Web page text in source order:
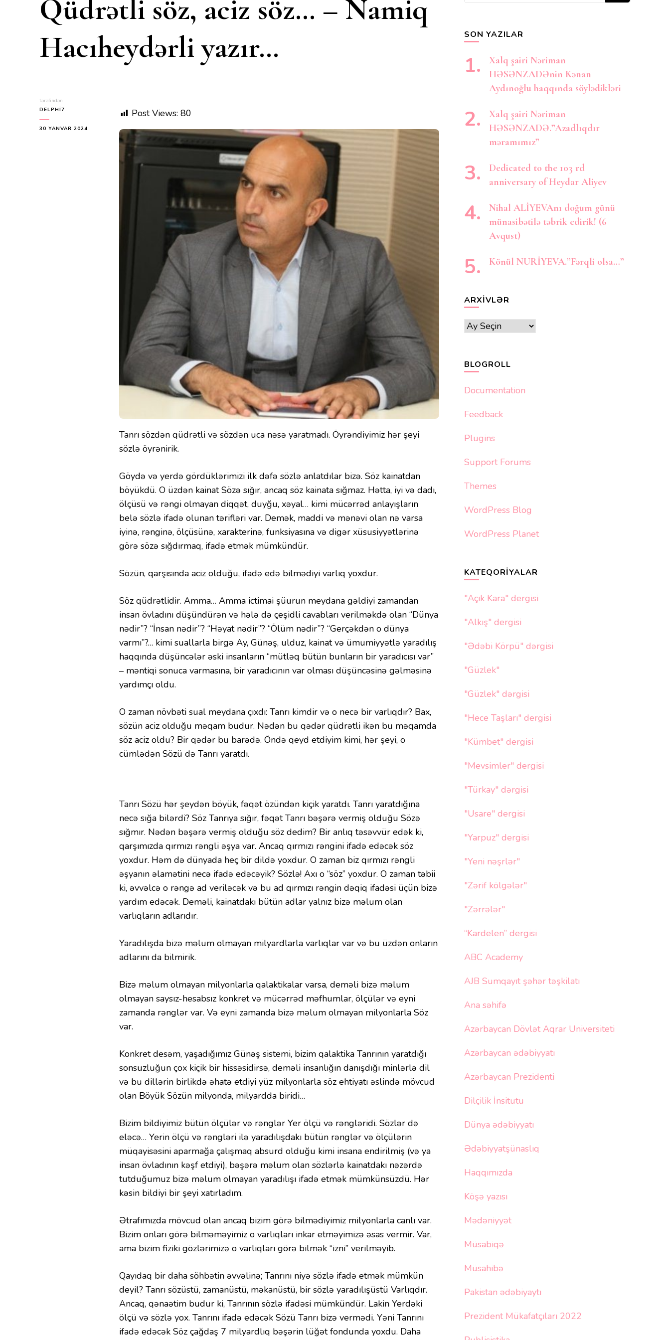
Qüdrətli söz, aciz söz… – Namiq
Hacıheydərli yazır…
tərəfindən
DELPHI7
30 YANVAR 2024
Post Views: 80
Tanrı sözdən qüdrətli və sözdən uca nəsə yaratmadı. Öyrəndiyimiz hər şeyi
sözlə öyrənirik.
Göydə və yerdə gördüklərimizi ilk dəfə sözlə anlatdılar bizə. Söz kainatdan
böyükdü. O üzdən kainat Sözə sığır, ancaq söz kainata sığmaz. Hətta, iyi və dadı,
ölçüsü və rəngi olmayan diqqət, duyğu, xəyal… kimi mücərrəd anlayışların
belə sözlə ifadə olunan tərifləri var. Demək, maddi və mənəvi olan nə varsa
iyinə, rənginə, ölçüsünə, xarakterinə, funksiyasına və digər xüsusiyyətlərinə
görə sözə sığdırmaq, ifadə etmək mümkündür.
Sözün, qarşısında aciz olduğu, ifadə edə bilmədiyi varlıq yoxdur.
Söz qüdrətlidir. Amma… Amma ictimai şüurun meydana gəldiyi zamandan
insan övladını düşündürən və hələ də çeşidli cavabları verilməkdə olan “Dünya
nədir”? “İnsan nədir”? “Həyat nədir”? “Ölüm nədir”? “Gerçəkdən o dünya
varmı”?… kimi suallarla birgə Ay, Günəş, ulduz, kainat və ümumiyyətlə yaradılış
haqqında düşüncələr əski insanların “mütləq bütün bunların bir yaradıcısı var”
– məntiqi sonuca varmasına, bir yaradıcının var olması düşüncəsinə gəlməsinə
yardımçı oldu.
O zaman növbəti sual meydana çıxdı: Tanrı kimdir və o necə bir varlıqdır? Bax,
sözün aciz olduğu məqam budur. Nədən bu qədər qüdrətli ikən bu məqamda
söz aciz oldu? Bir qədər bu barədə. Öndə qeyd etdiyim kimi, hər şeyi, o
cümlədən Sözü də Tanrı yaratdı.
Tanrı Sözü hər şeydən böyük, fəqət özündən kiçik yaratdı. Tanrı yaratdığına
necə sığa bilərdi? Söz Tanrıya sığır, fəqət Tanrı bəşərə vermiş olduğu Sözə
sığmır. Nədən bəşərə vermiş olduğu söz dedim? Bir anlıq təsəvvür edək ki,
qarşımızda qırmızı rəngli əşya var. Ancaq qırmızı rəngini ifadə edəcək söz
yoxdur. Həm də dünyada heç bir dildə yoxdur. O zaman biz qırmızı rəngli
əşyanın əlamətini necə ifadə edəcəyik? Sözlə! Axı o “söz” yoxdur. O zaman təbii
ki, əvvəlcə o rəngə ad veriləcək və bu ad qırmızı rəngin dəqiq ifadəsi üçün bizə
yardım edəcək. Deməli, kainatdakı bütün adlar yalnız bizə məlum olan
varlıqların adlarıdır.
Yaradılışda bizə məlum olmayan milyardlarla varlıqlar var və bu üzdən onların
adlarını da bilmirik.
Bizə məlum olmayan milyonlarla qalaktikalar varsa, deməli bizə məlum
olmayan saysız-hesabsız konkret və mücərrəd məfhumlar, ölçülər və eyni
zamanda rənglər var. Və eyni zamanda bizə məlum olmayan milyonlarla Söz
var.
Konkret desəm, yaşadığımız Günəş sistemi, bizim qalaktika Tanrının yaratdığı
sonsuzluğun çox kiçik bir hissəsidirsə, deməli insanlığın danışdığı minlərlə dil
və bu dillərin birlikdə əhatə etdiyi yüz milyonlarla söz ehtiyatı əslində mövcud
olan Böyük Sözün milyonda, milyardda biridi…
Bizim bildiyimiz bütün ölçülər və rənglər Yer ölçü və rəngləridi. Sözlər də
eləcə… Yerin ölçü və rəngləri ilə yaradılışdakı bütün rənglər və ölçülərin
müqayisəsini aparmağa çalışmaq absurd olduğu kimi insana endirilmiş (və ya
insan övladının kəşf etdiyi), bəşərə məlum olan sözlərlə kainatdakı nəzərdə
tutduğumuz bizə məlum olmayan yaradılışı ifadə etmək mümkünsüzdü. Hər
kəsin bildiyi bir şeyi xatırladım.
Ətrafımızda mövcud olan ancaq bizim görə bilmədiyimiz milyonlarla canlı var.
Bizim onları görə bilməməyimiz o varlıqları inkar etməyimizə əsas vermir. Var,
ama bizim fiziki gözlərimizə o varlıqları görə bilmək “izni” verilməyib.
Qayıdaq bir daha söhbətin əvvəlinə; Tanrını niyə sözlə ifadə etmək mümkün
deyil? Tanrı sözüstü, zamanüstü, məkanüstü, bir sözlə yaradılışüstü Varlıqdır.
Ancaq, qənaətim budur ki, Tanrının sözlə ifadəsi mümkündür. Lakin Yerdəki
ölçü və sözlə yox. Tanrını ifadə edəcək Sözü Tanrı bizə vermədi. Yəni Tanrını
ifadə edəcək Söz çağdaş 7 milyardlıq bəşərin lüğət fondunda yoxdu. Daha
SON YAZILAR
Xalq şairi Nəriman
HƏSƏNZADƏnin Kənan
Aydınoğlu haqqında söylədikləri
Xalq şairi Nəriman
HƏSƏNZADƏ.”Azadlıqdır
məramımız”
Dedicated to the 103 rd
anniversary of Heydar Aliyev
Nihal ALİYEVAnı doğum günü
münasibətilə təbrik edirik! (6
Avqust)
Könül NURİYEVA.”Fərqli olsa…”
ARXIVLƏR
Arxivlər
BLOGROLL
Documentation
Feedback
Plugins
Support Forums
Themes
WordPress Blog
WordPress Planet
KATEQORIYALAR
"Açık Kara" dergisi
"Alkış" dergisi
"Ədəbi Körpü" dərgisi
"Güzlek"
"Güzlek" dərgisi
"Hece Taşları" dergisi
"Kümbet" dergisi
"Mevsimler" dergisi
"Türkay" dərgisi
"Usare" dergisi
"Yarpuz" dergisi
"Yeni nəşrlər"
"Zərif kölgələr"
"Zərrələr"
“Kardelen” dergisi
ABC Academy
AJB Sumqayıt şəhər təşkilatı
Ana səhifə
Azərbaycan Dövlət Aqrar Universiteti
Azərbaycan ədəbiyyatı
Azərbaycan Prezidenti
Dilçilik İnsitutu
Dünya ədəbiyyatı
Ədəbiyyatşünaslıq
Haqqımızda
Köşə yazısı
Mədəniyyət
Müsabiqə
Müsahibə
Pakistan ədəbiyaytı
Prezident Mükafatçıları 2022